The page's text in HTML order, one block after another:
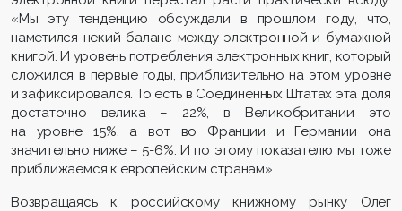
«Мы эту тенденцию обсуждали в прошлом году, что,
наметился некий баланс между электронной и бумажной
книгой. И уровень потребления электронных книг, который
сложился в первые годы, приблизительно на этом уровне
и зафиксировался. То есть в Соединенных Штатах эта доля
достаточно велика – 22%, в Великобритании это
на уровне 15%, а вот во Франции и Германии она
значительно ниже – 5-6%. И по этому показателю мы тоже
приближаемся к европейским странам».
Возвращаясь к российскому книжному рынку Олег